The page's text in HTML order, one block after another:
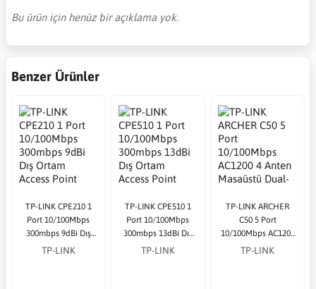
Bu ürün için henüz bir açıklama yok.
Benzer Ürünler
TP-LINK CPE210 1
Port 10/100Mbps
300mbps 9dBi Dış
Ortam Access Point
TP-LINK
TP-LINK CPE510 1
Port 10/100Mbps
300mbps 13dBi Dış
Ortam Access Point
TP-LINK
TP-LINK ARCHER
C50 5 Port
10/100Mbps AC1200
4 Anten Masaüstü
TP-LINK